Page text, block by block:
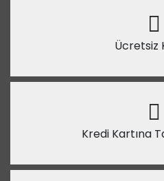
Ücretsiz
Kredi Kartına